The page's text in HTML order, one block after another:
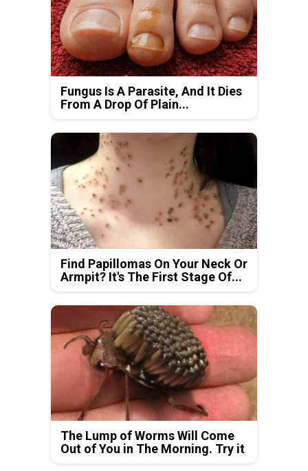
Fungus Is A Parasite, And It Dies
From A Drop Of Plain...
Find Papillomas On Your Neck Or
Armpit? It's The First Stage Of...
The Lump of Worms Will Come
Out of You in The Morning. Try it